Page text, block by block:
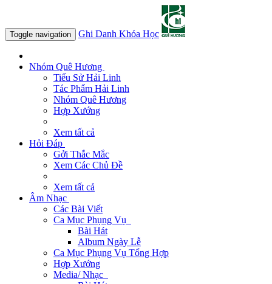
Toggle navigation Ghi Danh Khóa Học
Nhóm Quê Hương
Tiểu Sử Hải Linh
Tác Phẩm Hải Linh
Nhóm Quê Hương
Hợp Xướng
Xem tất cả
Hỏi Đáp
Gởi Thắc Mắc
Xem Các Chủ Đề
Xem tất cả
Âm Nhạc
Các Bài Viết
Ca Mục Phụng Vụ
Bài Hát
Album Ngày Lễ
Ca Mục Phụng Vụ Tổng Hợp
Hợp Xướng
Media/ Nhạc